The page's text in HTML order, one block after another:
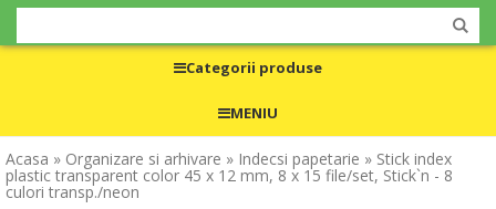
Categorii produse
MENIU
Acasa » Organizare si arhivare » Indecsi papetarie » Stick index
plastic transparent color 45 x 12 mm, 8 x 15 file/set, Stick`n - 8
culori transp./neon